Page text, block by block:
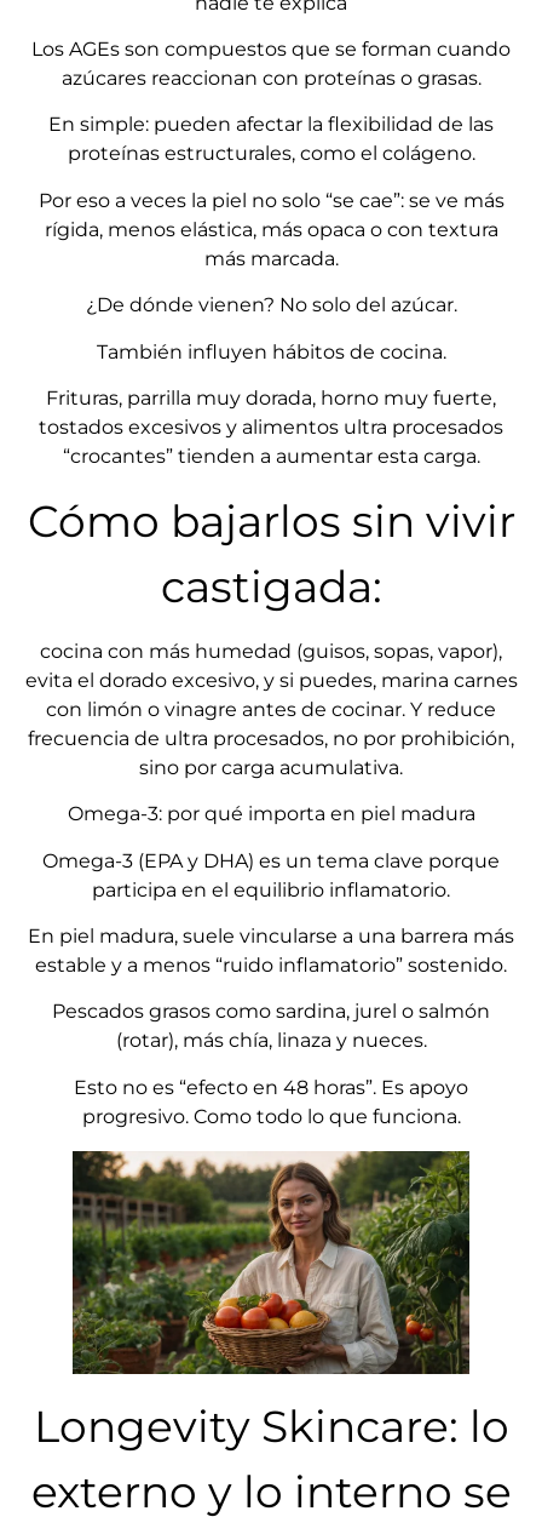
Los AGEs son compuestos que se forman cuando
azúcares reaccionan con proteínas o grasas.
En simple: pueden afectar la flexibilidad de las
proteínas estructurales, como el colágeno.
Por eso a veces la piel no solo “se cae”: se ve más
rígida, menos elástica, más opaca o con textura
más marcada.
¿De dónde vienen? No solo del azúcar.
También influyen hábitos de cocina.
Frituras, parrilla muy dorada, horno muy fuerte,
tostados excesivos y alimentos ultra procesados
“crocantes” tienden a aumentar esta carga.
Cómo bajarlos sin vivir
castigada:
cocina con más humedad (guisos, sopas, vapor),
evita el dorado excesivo, y si puedes, marina carnes
con limón o vinagre antes de cocinar. Y reduce
frecuencia de ultra procesados, no por prohibición,
sino por carga acumulativa.
Omega-3: por qué importa en piel madura
Omega-3 (EPA y DHA) es un tema clave porque
participa en el equilibrio inflamatorio.
En piel madura, suele vincularse a una barrera más
estable y a menos “ruido inflamatorio” sostenido.
Pescados grasos como sardina, jurel o salmón
(rotar), más chía, linaza y nueces.
Esto no es “efecto en 48 horas”. Es apoyo
progresivo. Como todo lo que funciona.
Longevity Skincare: lo
externo y lo interno se